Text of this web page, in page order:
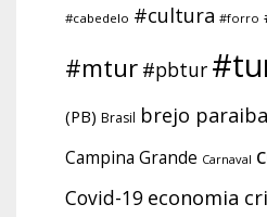
#cabedelo #cultura #forro
#mtur #pbtur
(PB) Brasil brejo
Campina Grande Carnaval
Covid-19 economia